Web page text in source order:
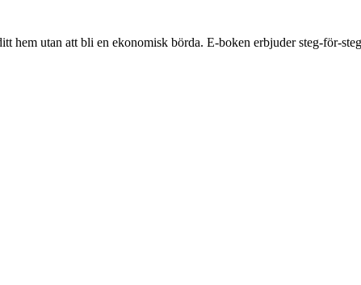
utan att bli en ekonomisk börda. E-boken erbjuder steg-för-